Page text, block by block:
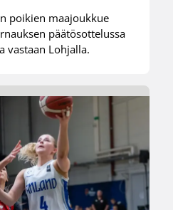
poikien maajoukkue
päätösottelussa
vastaan Lohjalla.